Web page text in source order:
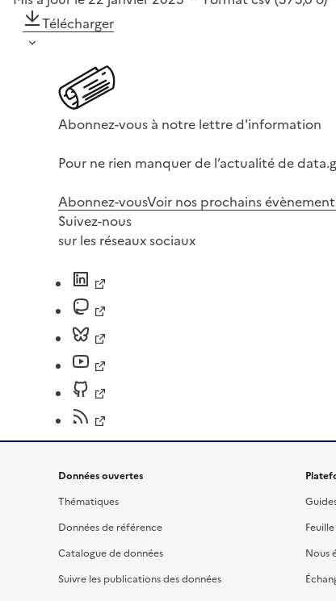
Télécharger
Abonnez-vous à notre lettre d'information
Pour ne rien manquer de l’actualité de
Abonnez-vousVoir nos prochains
Suivez-nous
sur les réseaux sociaux
Données ouvertes
Thématiques
Données de référence
Catalogue de données
Suivre les publications des données
Nous